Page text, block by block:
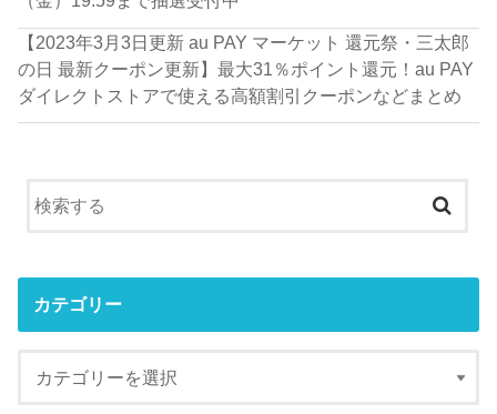
【2023年3月3日更新 au PAY マーケット 還元祭・三太郎
の日 最新クーポン更新】最大31％ポイント還元！au PAY
ダイレクトストアで使える高額割引クーポンなどまとめ
カテゴリー